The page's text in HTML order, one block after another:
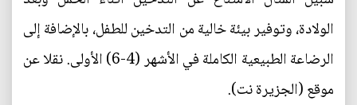
الولادة، وتوفير بيئة خالية من التدخين للطفل، ‫بالإضافة إلى
الرضاعة الطبيعية الكاملة في الأشهر (4-6) ‫الأولى. نقلا عن
موقع (الجزيرة نت).‬‬‬‬‬